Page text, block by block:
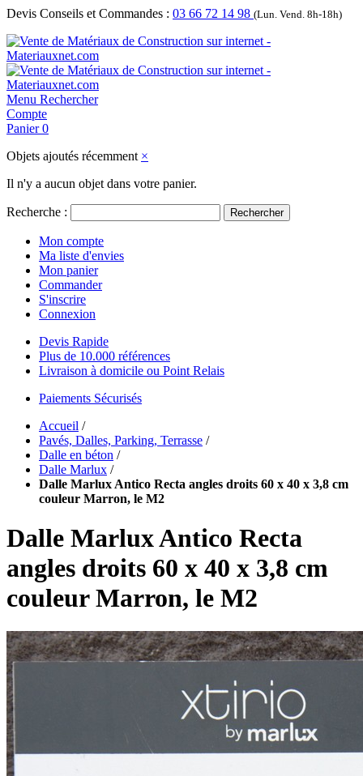
Devis Conseils et Commandes : 03 66 72 14 98 (Lun. Vend. 8h-18h)
Menu Rechercher
Compte
Panier 0
Objets ajoutés récemment ×
Il n'y a aucun objet dans votre panier.
Recherche : Rechercher
Mon compte
Ma liste d'envies
Mon panier
Commander
S'inscrire
Connexion
Devis Rapide
Plus de 10.000 références
Livraison à domicile ou Point Relais
Paiements Sécurisés
Accueil /
Pavés, Dalles, Parking, Terrasse /
Dalle en béton /
Dalle Marlux /
Dalle Marlux Antico Recta angles droits 60 x 40 x 3,8 cm
couleur Marron, le M2
Dalle Marlux Antico Recta
angles droits 60 x 40 x 3,8 cm
couleur Marron, le M2